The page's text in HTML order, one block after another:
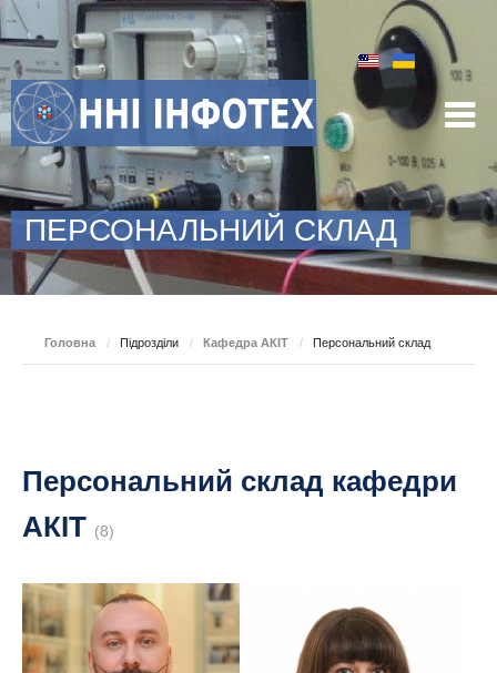
ПЕРСОНАЛЬНИЙ СКЛАД
Головна / Підрозділи / Кафедра АКІТ / Персональний склад
Персональний склад кафедри
АКІТ (8)